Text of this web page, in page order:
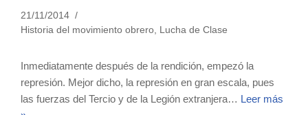
21/11/2014
Historia del movimiento obrero, Lucha de Clase
Inmediatamente después de la rendición, empezó la
represión. Mejor dicho, la represión en gran escala, pues
las fuerzas del Tercio y de la Legión extranjera… Leer más